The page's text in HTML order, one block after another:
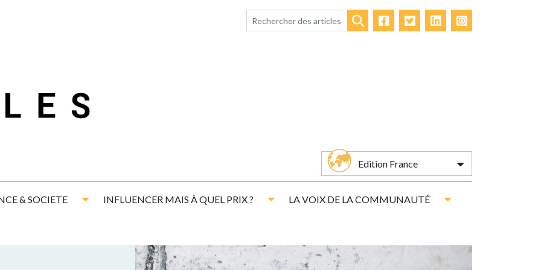
& SOCIETE Toggle Dropdown
INFLUENCER MAIS À QUEL PRIX ? Toggle Dropdown
LA VOIX DE LA COMMUNAUTÉ Toggle Dropdown
FacebookTwitterLinkedIn
Edition France